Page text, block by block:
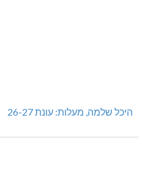
היכל שלמה, מעלות: עונת 26-27